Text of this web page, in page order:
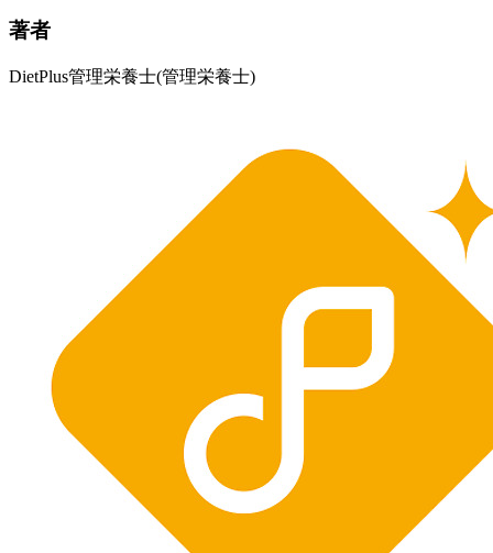
著者
DietPlus管理栄養士(管理栄養士)